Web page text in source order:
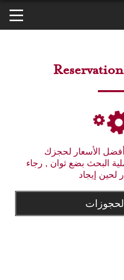
الأسعار لحجزك
البحث بضع ثوان , رجاء
لحين إيجاد
الحجوزات